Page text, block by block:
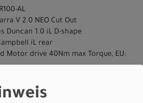
AL
V 2.0 NEO Cut Out
Duncan 1.0 iL D-shape
iL rear
Motor drive 40Nm max Torque, EU:
Wh
264V 2A